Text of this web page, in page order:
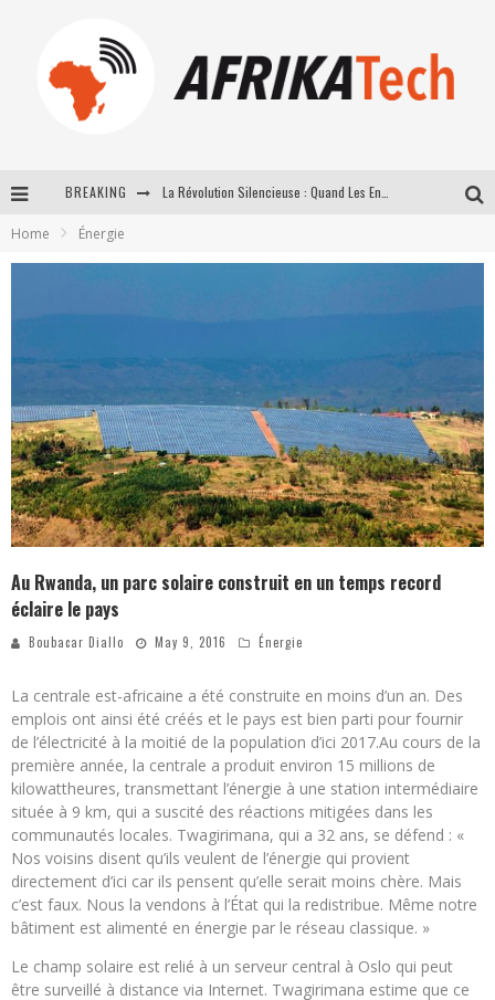
BREAKING
Home Énergie
Au Rwanda, un parc solaire construit en un temps record
éclaire le pays
Boubacar Diallo May 9, 2016 Énergie
La centrale est-africaine a été construite en moins d’un an. Des
emplois ont ainsi été créés et le pays est bien parti pour fournir
de l’électricité à la moitié de la population d’ici 2017.Au cours de la
première année, la centrale a produit environ 15 millions de
kilowattheures, transmettant l’énergie à une station intermédiaire
située à 9 km, qui a suscité des réactions mitigées dans les
communautés locales. Twagirimana, qui a 32 ans, se défend : «
Nos voisins disent qu’ils veulent de l’énergie qui provient
directement d’ici car ils pensent qu’elle serait moins chère. Mais
c’est faux. Nous la vendons à l’État qui la redistribue. Même notre
bâtiment est alimenté en énergie par le réseau classique. »
Le champ solaire est relié à un serveur central à Oslo qui peut
être surveillé à distance via Internet. Twagirimana estime que ce